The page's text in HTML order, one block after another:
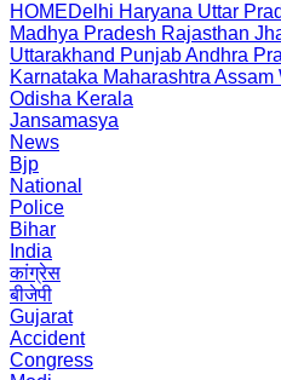
HOMEDelhi Haryana Uttar
Madhya Pradesh Rajasthan
Uttarakhand PunjabAndhra
Karnataka Maharashtra Assam
Odisha Kerala
Jansamasya
News
Bjp
National
Police
Bihar
India
कांग्रेस
बीजेपी
Gujarat
Accident
Congress